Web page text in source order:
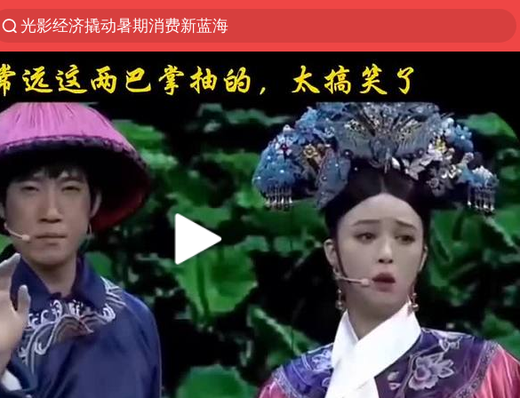
光影经济撬动暑期消费新蓝海
马克·艾伦退出斯诺克中国公开赛
微信又有新功能，你可以“撤回”你的撤回了！
新疆优化调整景区内自驾服务费
上四休三，但降薪1000元，你接受吗？
情侣平潭拍日出坠崖1死1伤
央视新主播李秋莹孙亚鹏亮相
酒店回应车内过夜被收150元
黄金牛市回来了吗
杭州全市有序停课
商场现钱学森巨幅海报 负责人回应